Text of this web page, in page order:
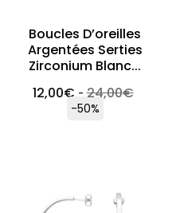
Boucles D’oreilles
Argentées Serties
Zirconium Blanc...
12,00€ -24,00€
-50%